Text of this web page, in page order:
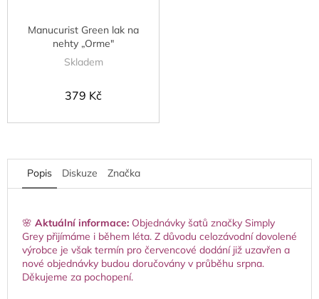
Manucurist Green lak na
nehty „Orme"
Skladem
379 Kč
Popis Diskuze Značka
🌸 Aktuální informace: Objednávky šatů značky Simply
Grey přijímáme i během léta. Z důvodu celozávodní dovolené
výrobce je však termín pro červencové dodání již uzavřen a
nové objednávky budou doručovány v průběhu srpna.
Děkujeme za pochopení.